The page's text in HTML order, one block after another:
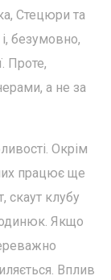
Стецюри та
безумовно,
Проте,
а не за
Окрім
працює ще
скаут клубу
Якщо
Вплив